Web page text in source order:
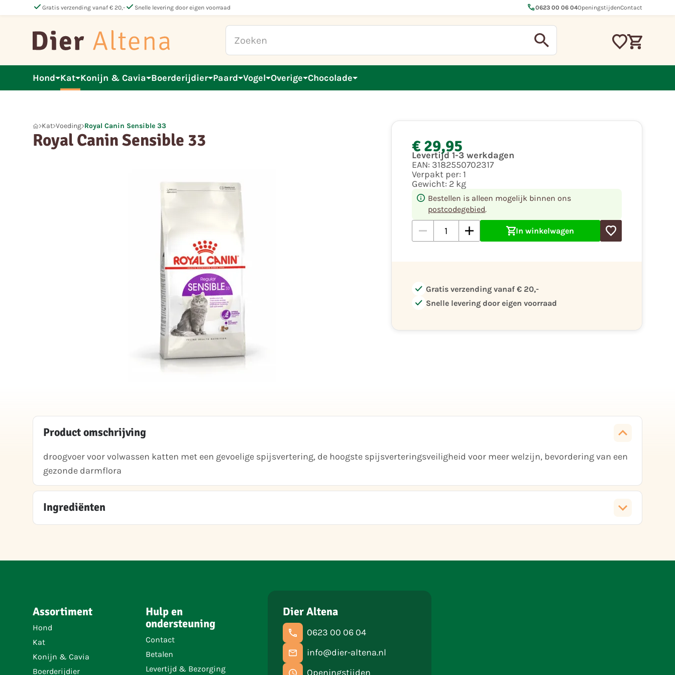
check Gratis verzending vanaf € 20,-check Snelle levering door eigen voorraad call0623 00 06 04OpeningstijdenContact
Hond Kat Konijn & Cavia Boerderijdier Paard Vogel Overige Chocolade
Kat Voeding Royal Canin Sensible 33
Royal Canin Sensible 33 € 29,95
Levertijd 1-3 werkdagen
EAN: 3182550702317
Verpakt per: 1
Gewicht: 2 kg
Bestellen is alleen mogelijk binnen ons
postcodegebied.
In winkelwagen
check Gratis verzending vanaf € 20,-
check Snelle levering door eigen voorraad
Product omschrijving
droogvoer voor volwassen katten met een gevoelige spijsvertering, de hoogste spijsverteringsveiligheid voor meer welzijn, bevordering van een
gezonde darmflora
Ingrediënten
Assortiment
Hond
Kat
Konijn & Cavia
Boerderijdier
Hulp en
ondersteuning
Contact
Betalen
Levertijd & Bezorging
Dier Altena
0623 00 06 04
info@dier-altena.nl
Openingstijden